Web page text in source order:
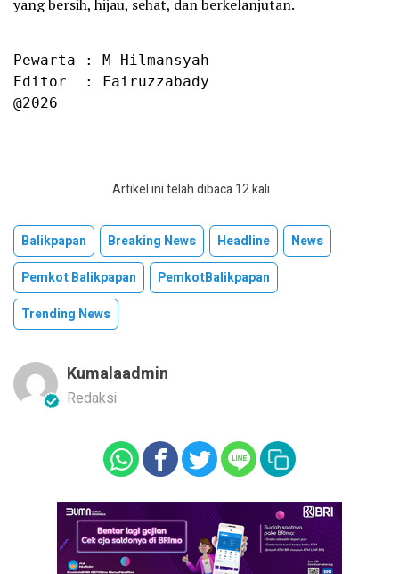
yang bersih, hijau, sehat, dan berkelanjutan.
Pewarta : M Hilmansyah
Editor  : Fairuzzabady
@2026
Artikel ini telah dibaca 12 kali
Balikpapan Breaking News Headline
News
Pemkot Balikpapan
PemkotBalikpapan
Trending News
Kumalaadmin
Redaksi